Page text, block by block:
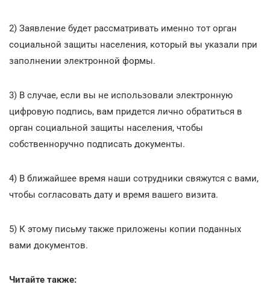
2) Заявление будет рассматривать именно тот орган
социальной защиты населения, который вы указали при
заполнении электронной формы.
3) В случае, если вы не использовали электронную
цифровую подпись, вам придется лично обратиться в
орган социальной защиты населения, чтобы
собственноручно подписать документы.
4) В ближайшее время наши сотрудники свяжутся с вами,
чтобы согласовать дату и время вашего визита.
5) К этому письму также приложены копии поданных
вами документов.
Читайте также: